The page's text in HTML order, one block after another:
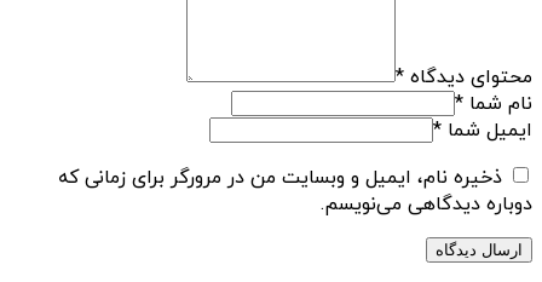
محتوای دیدگاه *
نام شما *
ایمیل شما *
ذخیره نام، ایمیل و وبسایت من در مرورگر برای زمانی که
دوباره دیدگاهی می‌نویسم.